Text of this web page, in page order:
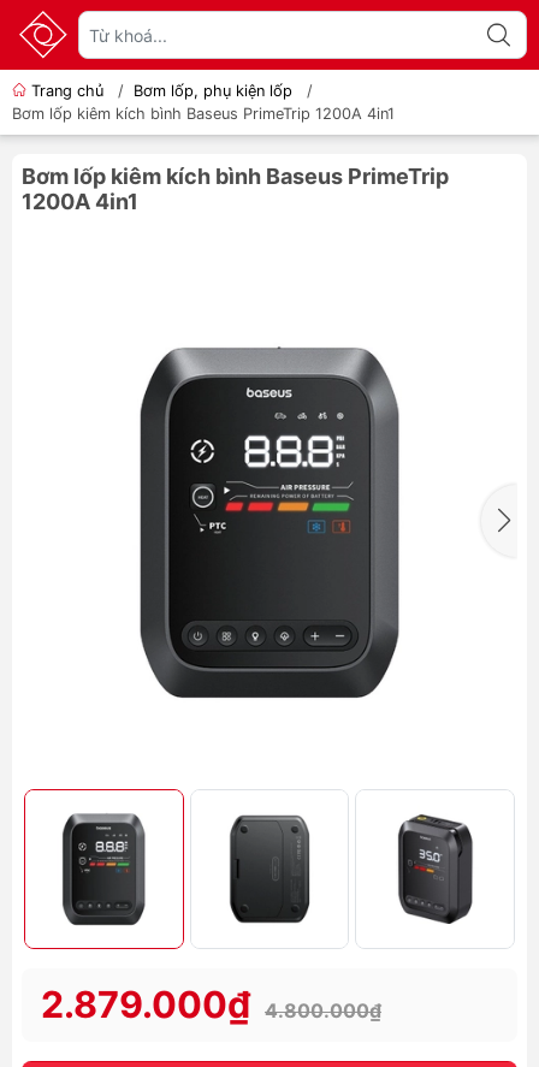
Trang chủ / Bơm lốp, phụ kiện lốp
/
Bơm lốp kiêm kích bình Baseus PrimeTrip 1200A 4in1
Bơm lốp kiêm kích bình Baseus PrimeTrip
1200A 4in1
2.879.000₫ 4.800.000₫